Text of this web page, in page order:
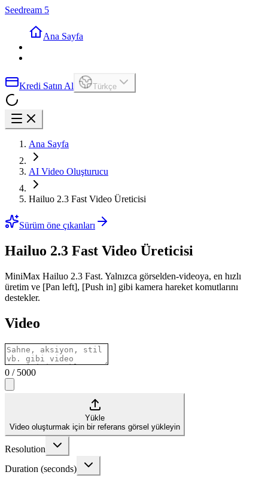
Seedream 5
Ana Sayfa
Kredi Satın Al Türkçe
Ana Sayfa
AI Video Oluşturucu
Hailuo 2.3 Fast Video Üreticisi
Sürüm öne çıkanları
Hailuo 2.3 Fast Video Üreticisi
MiniMax Hailuo 2.3 Fast. Yalnızca görselden-videoya, en hızlı
üretim ve [Pan left], [Push in] gibi kamera hareket komutlarını
destekler.
Video
0 / 5000
Yükle
Video oluşturmak için bir referans görsel yükleyin
Resolution
Duration (seconds)